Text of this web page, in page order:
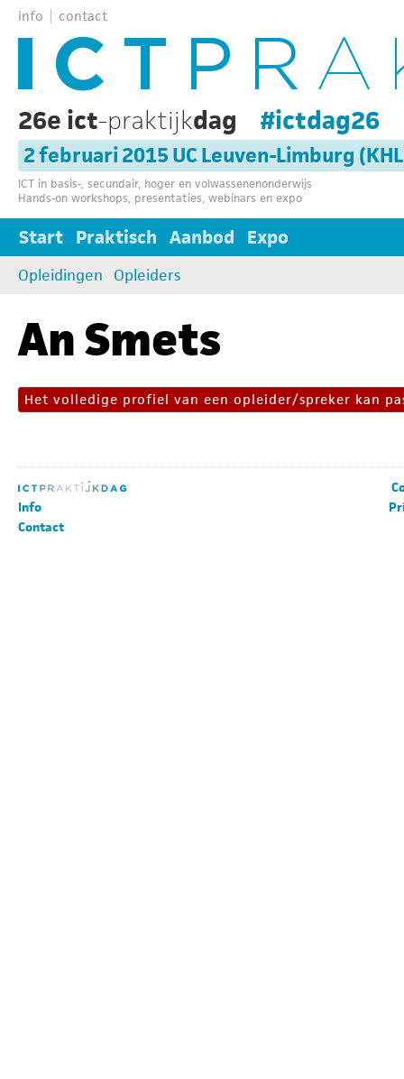
info contact
26e ict-praktijkdag #ictdag26
2 februari 2015 UC Leuven-Limburg
ICT in basis-, secundair, hoger en volwassenenonderwijs
Hands-on workshops, presentaties, webinars en expo
Start Praktisch Aanbod Expo
Opleidingen Opleiders
An Smets
Het volledige profiel van een opleider/spreker kan
Info
Contact